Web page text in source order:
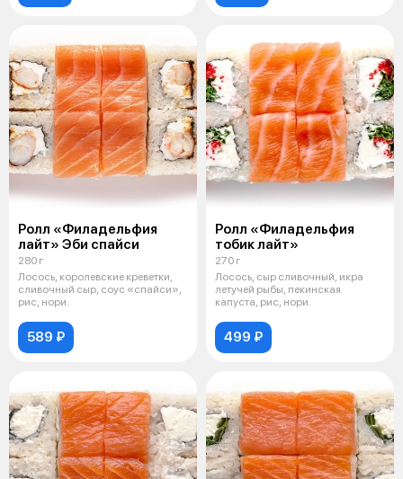
Ролл «Филадельфия
лайт» Эби спайси
280 г
Лосось, королевские креветки,
сливочный сыр, соус «спайси»,
рис, нори.
589 ₽
Ролл «Филадельфия
тобик лайт»
270 г
Лосось, сыр сливочный, икра
летучей рыбы, пекинская
капуста, рис, нори.
499 ₽